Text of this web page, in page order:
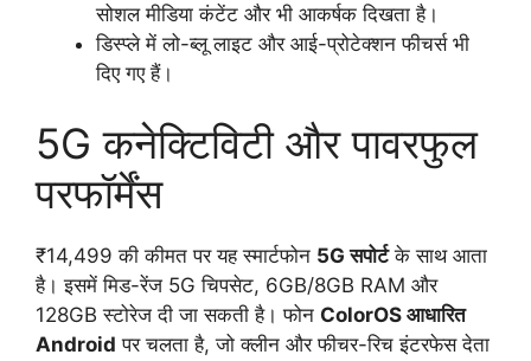
सोशल मीडिया कंटेंट और भी आकर्षक दिखता है।
डिस्प्ले में लो-ब्लू लाइट और आई-प्रोटेक्शन फीचर्स भी
दिए गए हैं।
5G कनेक्टिविटी और पावरफुल
परफॉर्मेंस
₹14,499 की कीमत पर यह स्मार्टफोन 5G सपोर्टके साथ आता
है। इसमें मिड-रेंज 5G चिपसेट, 6GB/8GB RAM और
128GB स्टोरेज दी जा सकती है। फोन ColorOS आधारित
Android पर चलता है, जो क्लीन और फीचर-रिच इंटरफेस देता